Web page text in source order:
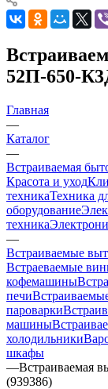
52П-650-
Главная
—
Каталог
—
Встраиваемая
Красота и уход
техникаТехника
оборудование
техника
—
Встраиваемые
Встраеваемые
кофемашины
печи
пароварки
машины
холодильники
шкафы
—Встраиваемая
(939386)